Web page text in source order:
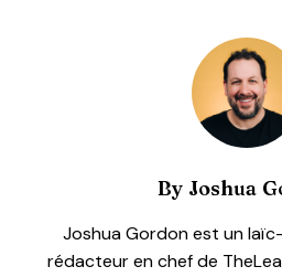
By Joshua
Joshua Gordon est un
rédacteur en chef de